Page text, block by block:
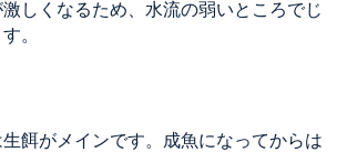
しくなるため、水流の弱いところでじ
。
餌がメインです。成魚になってからは